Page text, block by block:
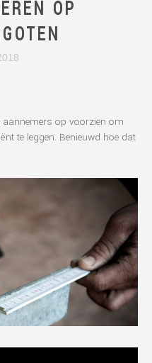
OP
op voorzien om
te leggen. Benieuwd hoe dat